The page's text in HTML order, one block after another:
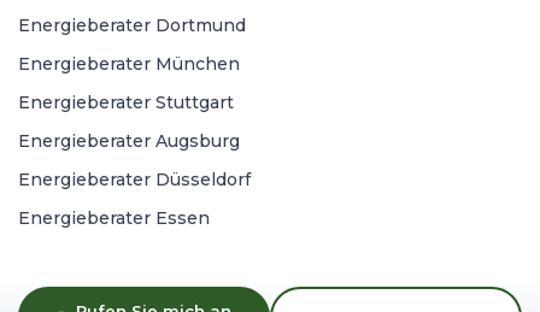
Energieberater Dortmund
Energieberater München
Energieberater Stuttgart
Energieberater Augsburg
Energieberater Düsseldorf
Energieberater Essen